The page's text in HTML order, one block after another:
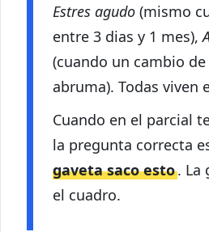
Estres agudo (mismo
entre 3 dias y 1 mes),
(cuando un cambio
abruma). Todas viven
Cuando en el parcial
la pregunta correcta
gaveta saco esto. La
el cuadro.